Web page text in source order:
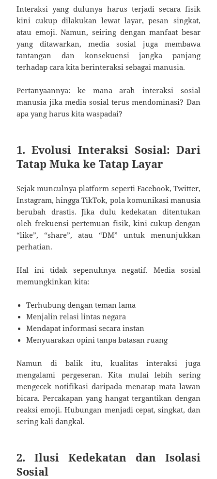
Interaksi yang dulunya harus terjadi secara fisik
kini cukup dilakukan lewat layar, pesan singkat,
atau emoji. Namun, seiring dengan manfaat besar
yang ditawarkan, media sosial juga membawa
tantangan dan konsekuensi jangka panjang
terhadap cara kita berinteraksi sebagai manusia.
Pertanyaannya: ke mana arah interaksi sosial
manusia jika media sosial terus mendominasi? Dan
apa yang harus kita waspadai?
1. Evolusi Interaksi Sosial: Dari
Tatap Muka ke Tatap Layar
Sejak munculnya platform seperti Facebook, Twitter,
Instagram, hingga TikTok, pola komunikasi manusia
berubah drastis. Jika dulu kedekatan ditentukan
oleh frekuensi pertemuan fisik, kini cukup dengan
“like”, “share”, atau “DM” untuk menunjukkan
perhatian.
Hal ini tidak sepenuhnya negatif. Media sosial
memungkinkan kita:
Terhubung dengan teman lama
Menjalin relasi lintas negara
Mendapat informasi secara instan
Menyuarakan opini tanpa batasan ruang
Namun di balik itu, kualitas interaksi juga
mengalami pergeseran. Kita mulai lebih sering
mengecek notifikasi daripada menatap mata lawan
bicara. Percakapan yang hangat tergantikan dengan
reaksi emoji. Hubungan menjadi cepat, singkat, dan
sering kali dangkal.
2. Ilusi Kedekatan dan Isolasi
Sosial